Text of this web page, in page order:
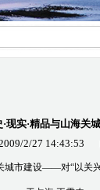
·现实·精品与山海关
2/27 14:43:53
城市建设——对“以关